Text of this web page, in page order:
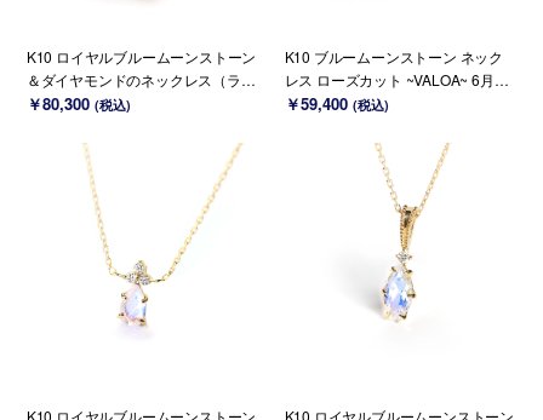
K10 ロイヤルブルームーンストーン
＆ダイヤモンドのネックレス（ラウ
ンドカット）~Ello Lily~ 6月誕生石
￥80,300 (税込)
K10 ブルームーンストーン ネック
レス ローズカット ~VALOA~ 6月誕
生石(K18 変更可能)
￥59,400 (税込)